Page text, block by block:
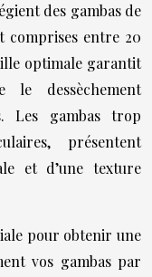
des gambas de
comprises entre 20
optimale garantit
le dessèchement
Les gambas trop
présentent
et d’une texture
pour obtenir une
vos gambas par